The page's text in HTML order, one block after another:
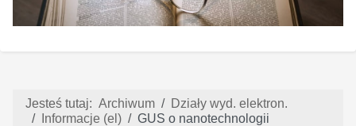
Jesteś tutaj: Archiwum
Działy wyd. elektron.
Informacje (el)
GUS o nanotechnologii